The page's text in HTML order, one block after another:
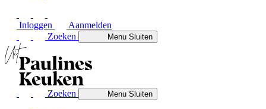
Inloggen
Aanmelden
Zoeken
MenuSluiten
Zoeken MenuSluiten